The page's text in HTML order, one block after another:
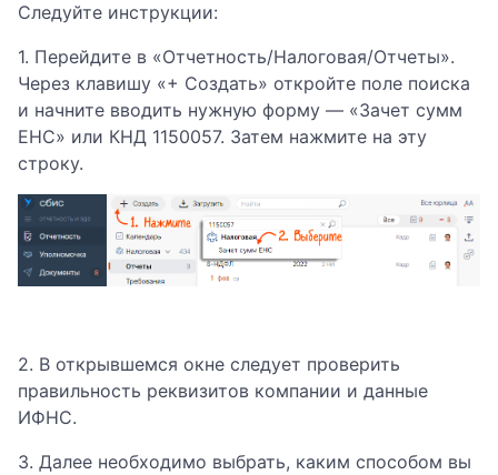
Следуйте инструкции:
1. Перейдите в «Отчетность/Налоговая/Отчеты».
Через клавишу «+ Создать» откройте поле поиска
и начните вводить нужную форму — «Зачет сумм
ЕНС» или КНД 1150057. Затем нажмите на эту
строку.
2. В открывшемся окне следует проверить
правильность реквизитов компании и данные
ИФНС.
3. Далее необходимо выбрать, каким способом вы